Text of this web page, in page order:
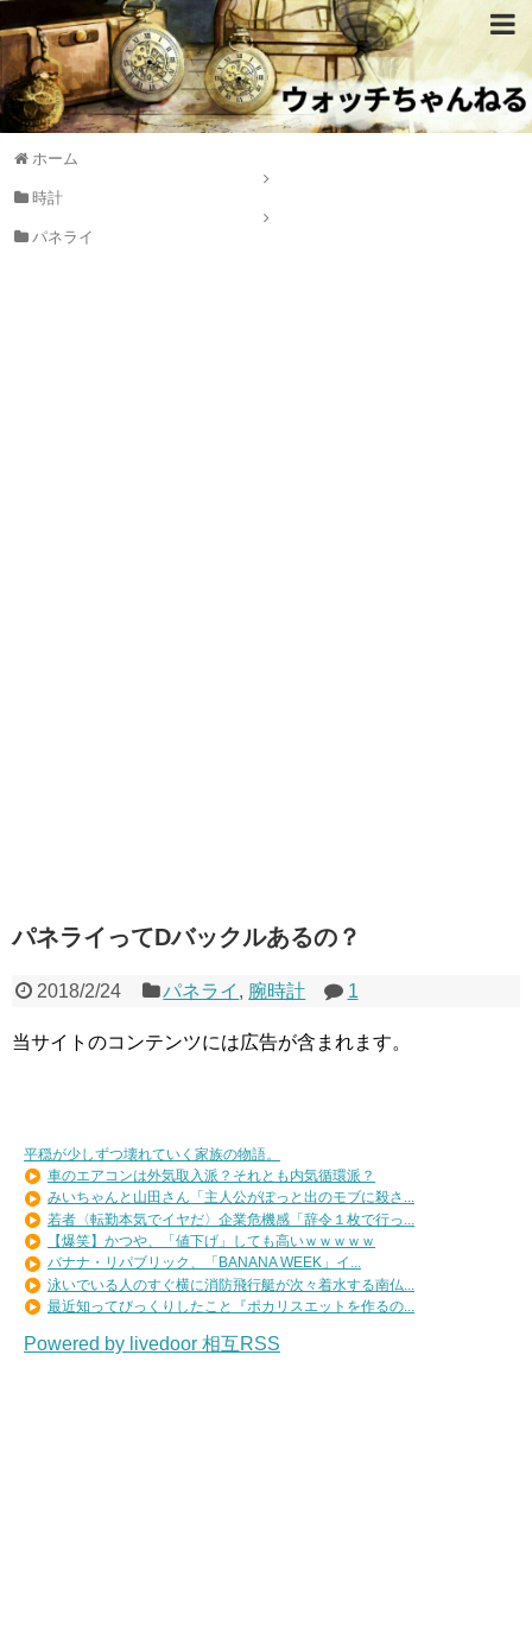
ホーム
時計
パネライ
パネライってDバックルあるの？
2018/2/24 パネライ , 腕時計 1
当サイトのコンテンツには広告が含まれます。
平穏が少しずつ壊れていく家族の物語。
車のエアコンは外気取入派？それとも内気循環派？
みいちゃんと山田さん「主人公がぽっと出のモブに殺さ...
若者〈転勤本気でイヤだ〉企業危機感「辞令１枚で行っ...
【爆笑】かつや、「値下げ」しても高いｗｗｗｗｗ
バナナ・リパブリック、「BANANA WEEK」イ...
泳いでいる人のすぐ横に消防飛行艇が次々着水する南仏...
最近知ってびっくりしたこと『ポカリスエットを作るの...
Powered by livedoor 相互RSS